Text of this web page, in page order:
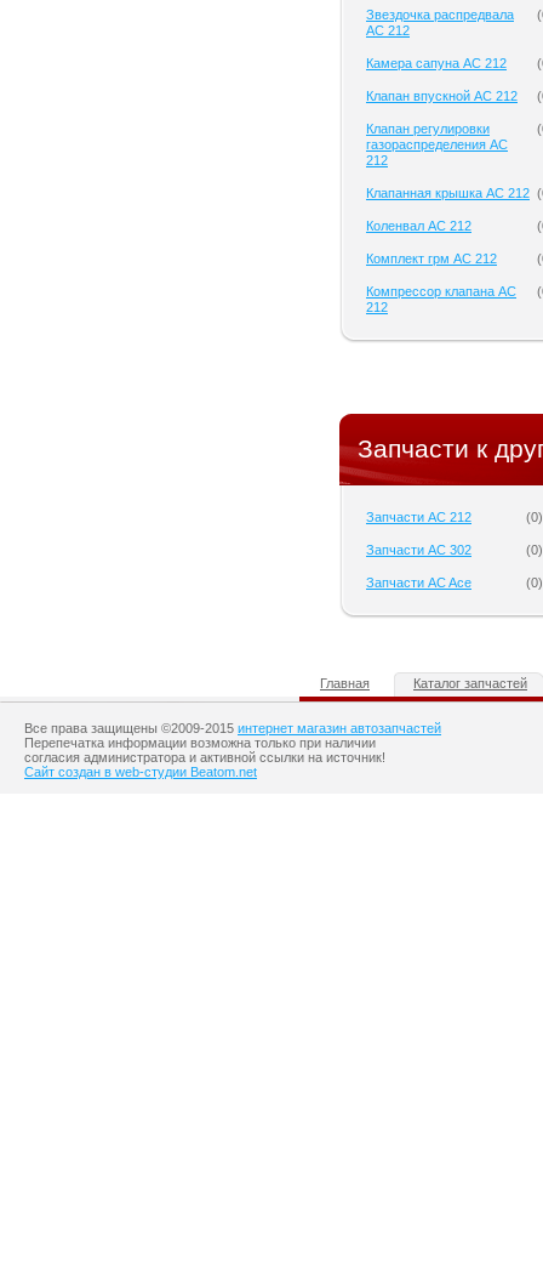
Звездочка распредвала
AC 212
(
Камера сапуна AC 212 (
Клапан впускной AC 212 (
Клапан регулировки
газораспределения AC
212
(
Клапанная крышка AC 212 (
Коленвал AC 212 (
Комплект грм AC 212 (
Компрессор клапана AC
212
(
Запчасти к
Запчасти AC 212 (0)
Запчасти AC 302 (0)
Запчасти AC Ace (0)
Главная Каталог запчастей
Все права защищены ©2009-2015 интернет магазин автозапчастей
Перепечатка информации возможна только при наличии
согласия администратора и активной ссылки на источник!
Сайт создан в web-студии Beatom.net